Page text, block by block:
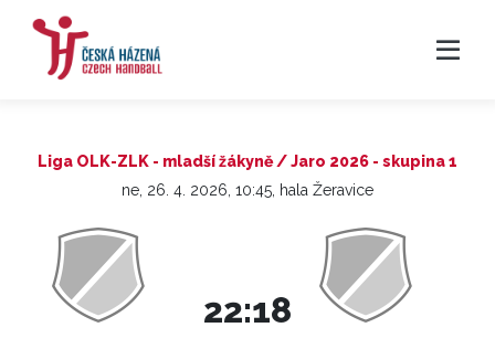
Liga OLK-ZLK - mladší žákyně / Jaro 2026 - skupina 1
ne, 26. 4. 2026, 10:45, hala Žeravice
22:18